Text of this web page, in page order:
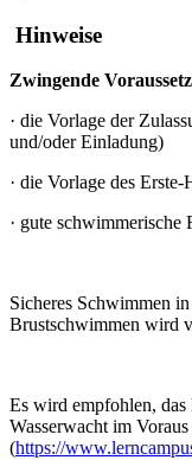
Hinweise
Zwingende
· die Vorlage der
und/oder Einladung)
· die Vorlage des
· gute schwimmerische
Sicheres Schwimmen
Brustschwimmen wird
Es wird empfohlen,
Wasserwacht im
(https://